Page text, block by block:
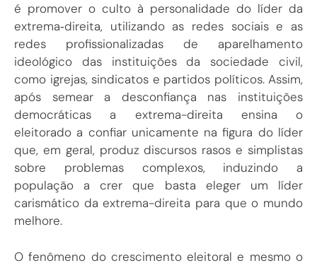
é promover o culto à personalidade do líder da
extrema‑direita, utilizando as redes sociais e as
redes profissionalizadas de aparelhamento
ideológico das instituições da sociedade civil,
como igrejas, sindicatos e partidos políticos. Assim,
após semear a desconfiança nas instituições
democráticas a extrema-direita ensina o
eleitorado a confiar unicamente na figura do líder
que, em geral, produz discursos rasos e simplistas
sobre problemas complexos, induzindo a
população a crer que basta eleger um líder
carismático da extrema-direita para que o mundo
melhore.
O fenômeno do crescimento eleitoral e mesmo o